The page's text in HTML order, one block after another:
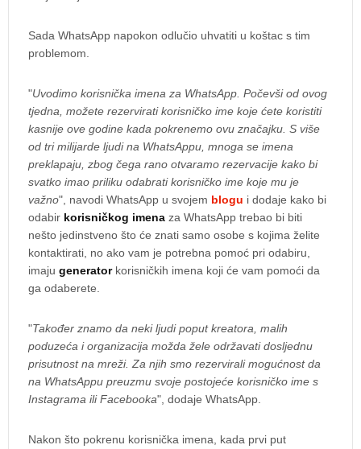
Sada WhatsApp napokon odlučio uhvatiti u koštac s tim
problemom.
"Uvodimo korisnička imena za WhatsApp. Počevši od ovog
tjedna, možete rezervirati korisničko ime koje ćete koristiti
kasnije ove godine kada pokrenemo ovu značajku. S više
od tri milijarde ljudi na WhatsAppu, mnoga se imena
preklapaju, zbog čega rano otvaramo rezervacije kako bi
svatko imao priliku odabrati korisničko ime koje mu je
važno", navodi WhatsApp u svojem blogu i dodaje kako bi
odabir korisničkog imena za WhatsApp trebao bi biti
nešto jedinstveno što će znati samo osobe s kojima želite
kontaktirati, no ako vam je potrebna pomoć pri odabiru,
imaju generatorkorisničkih imena koji će vam pomoći da
ga odaberete.
"Također znamo da neki ljudi poput kreatora, malih
poduzeća i organizacija možda žele održavati dosljednu
prisutnost na mreži. Za njih smo rezervirali mogućnost da
na WhatsAppu preuzmu svoje postojeće korisničko ime s
Instagrama ili Facebooka", dodaje WhatsApp.
Nakon što pokrenu korisnička imena, kada prvi put